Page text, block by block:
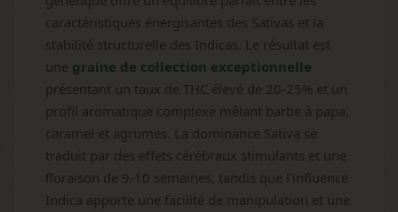
caractéristiques énergisantes des Sativas et la
stabilité structurelle des Indicas. Le résultat est
une graine de collection exceptionnelle
présentant un taux de THC élevé de 20-25% et un
profil aromatique complexe mêlant barbe à papa,
caramel et agrumes. La dominance Sativa se
traduit par des effets cérébraux stimulants et une
floraison de 9-10 semaines, tandis que l'influence
Indica apporte une facilité de manipulation et une